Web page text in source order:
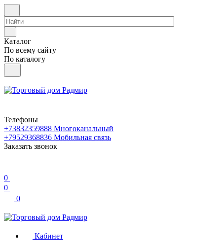
Каталог
По всему сайту
По каталогу
Телефоны
+73832359888 Многоканальный
+79529368836 Мобильная связь
Заказать звонок
0
0
0
Кабинет